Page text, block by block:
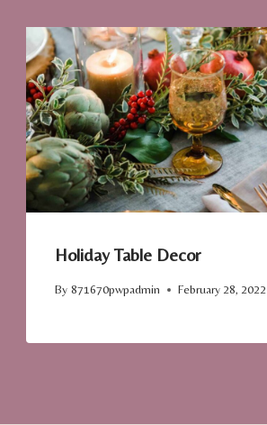
Holiday Table Decor
By 871670pwpadmin February 28, 2022